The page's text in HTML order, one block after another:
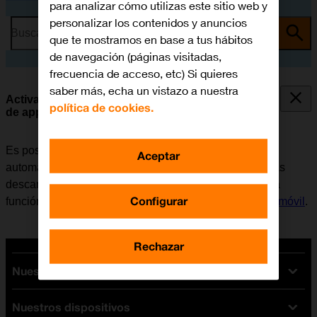
Busca por problema o tema
Activar o desactivar la sincronización automática
de apps y del contenido de las apps
Es posible configurar el móvil para que descargue
automáticamente apps y contendido de apps que hayas
descargado en otros dispositivos. Para poder utilizar la
función, es necesario
activar la Cuenta de Apple en el móvil .
Nuestras tarifas
Tarifas Orange
Nuestros dispositivos
para analizar cómo utilizas este sitio web y
personalizar los contenidos y anuncios
que te mostramos en base a tus hábitos
de navegación (páginas visitadas,
frecuencia de acceso, etc) Si quieres
saber más, echa un vistazo a nuestra
política de cookies.
Configurar
Rechazar
Aceptar